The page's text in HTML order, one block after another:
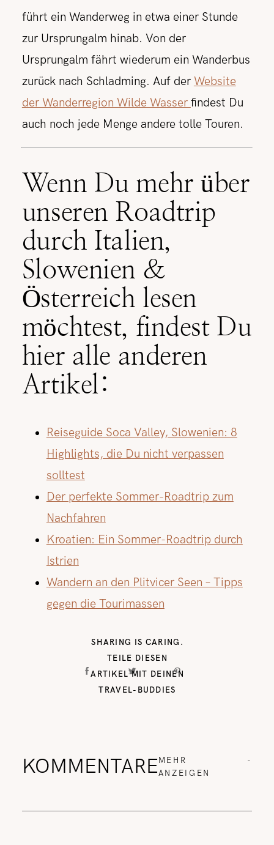
führt ein Wanderweg in etwa einer Stunde
zur Ursprungalm hinab. Von der
Ursprungalm fährt wiederum ein Wanderbus
zurück nach Schladming. Auf der Website
der Wanderregion Wilde Wasser findest Du
auch noch jede Menge andere tolle Touren.
Wenn Du mehr über
unseren Roadtrip
durch Italien,
Slowenien &
Österreich lesen
möchtest, findest Du
hier alle anderen
Artikel:
Reiseguide Soca Valley, Slowenien: 8
Highlights, die Du nicht verpassen
solltest
Der perfekte Sommer-Roadtrip zum
Nachfahren
Kroatien: Ein Sommer-Roadtrip durch
Istrien
Wandern an den Plitvicer Seen – Tipps
gegen die Tourimassen
SHARING IS CARING.
TEILE DIESEN
ARTIKEL MIT DEINEN
TRAVEL-BUDDIES
KOMMENTARE MEHR
ANZEIGEN
-